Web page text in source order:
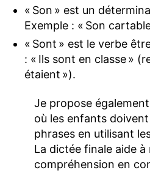
« Son » est un
Exemple : « Son
« Sont » est le verbe
: « Ils sont en classe »
étaient »).
Je propose
où les enfants
phrases en utilisant
La dictée finale aide
compréhension en